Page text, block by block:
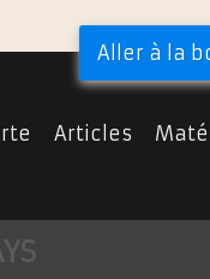
Aller à la
Articles